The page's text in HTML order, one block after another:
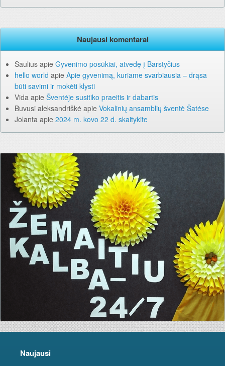
Naujausi komentarai
Saulius apie Gyvenimo posūkiai, atvedę į Barstyčius
hello world apie Apie gyvenimą, kuriame svarbiausia – drąsa
būti savimi ir mokėti klysti
Vida apie Šventėje susitiko praeitis ir dabartis
Buvusi aleksandriškė apie Vokalinių ansamblių šventė Šatėse
Jolanta apie 2024 m. kovo 22 d. skaitykite
Naujausi